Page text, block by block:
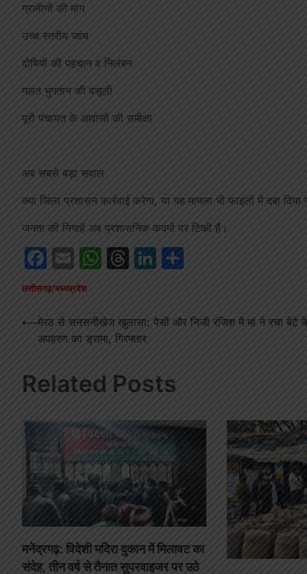
ग्रामीणों की मांग
उच्च स्तरीय जांच
दोषियों की पहचान व निलंबन
गलत भुगतान की वसूली
पूरी पंचायत के आवासों की समीक्षा
अब सबसे बड़ा सवाल
क्या जिला प्रशासन कार्रवाई करेगा, या यह मामला भी फाइलों में दबा दिया
जनता की निगाहें अब प्रशासनिक कदमों पर टिकी हैं।
Facebook
EmailWhatsApp
Threads
LinkedIn
छत्तीसगढ़/मध्यप्रदेश
Post
navigation
⟵मेरठ से सनसनीखेज खुलासा: पैसों और निजी रंजिश में मां ने रचा बेटे
अपहरण का ड्रामा, गिरफ्तार
Related Posts
मनेंद्रगढ़: विदेशी मदिरा दुकान में मिलावट का
संदेह, तीन वर्ष से तैनात सुपरवाइजर पर उठे